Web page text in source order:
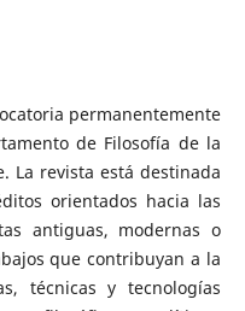
permanentemente
de Filosofía de la
La revista está destinada
orientados hacia las
antiguas, modernas o
que contribuyan a la
técnicas y tecnologías